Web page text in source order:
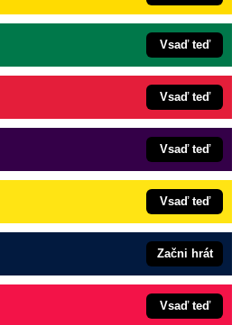
Vsaď teď
Vsaď teď
Vsaď teď
Vsaď teď
Začni hrát
Vsaď teď